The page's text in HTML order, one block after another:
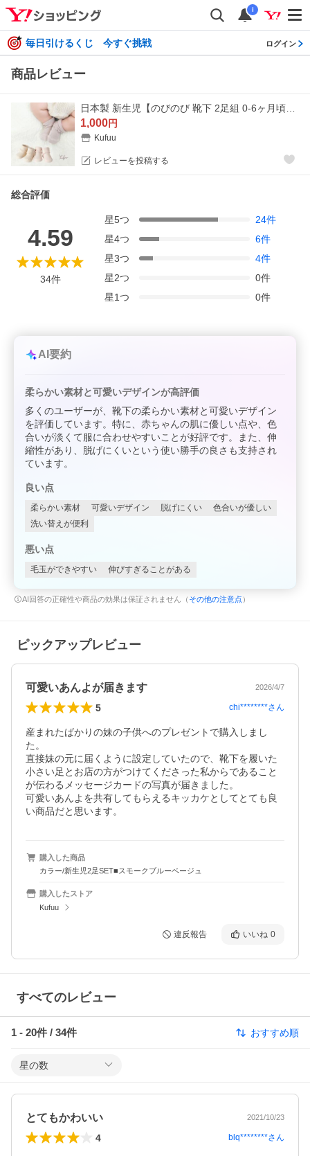
i
毎日引けるくじ 今すぐ挑戦 ログイン
商品レビュー
1,000円
Kufuu
レビューを投稿する
総合評価
4.59
34件
星5つ 24件
星4つ 6件
星3つ 4件
星2つ 0件
星1つ 0件
AI要約
柔らかい素材と可愛いデザインが高評価
多くのユーザーが、靴下の柔らかい素材と可愛いデザイン
を評価しています。特に、赤ちゃんの肌に優しい点や、色
合いが淡くて服に合わせやすいことが好評です。また、伸
縮性があり、脱げにくいという使い勝手の良さも支持され
ています。
良い点
柔らかい素材 可愛いデザイン 脱げにくい
色合いが優しい
洗い替えが便利
悪い点
毛玉ができやすい 伸びすぎることがある
AI回答の正確性や商品の効果は保証されません（ その他の注意点 ）
ピックアップレビュー
可愛いあんよが届きます 2026/4/7
5 chi********さん
産まれたばかりの妹の子供へのプレゼントで購入しまし
た。
直接妹の元に届くように設定していたので、靴下を履いた
小さい足とお店の方がつけてくださった私からであること
が伝わるメッセージカードの写真が届きました。
可愛いあんよを共有してもらえるキッカケとしてとても良
購入した商品
カラー/新生児2足SET■スモークブルーベージュ
購入したストア
Kufuu
違反報告 いいね 0
すべてのレビュー
1 - 20件 / 34件 おすすめ順
星の数
とてもかわいい 2021/10/23
4 blq********さん